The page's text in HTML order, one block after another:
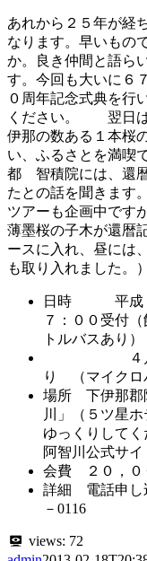
あれから２５年が経
なります。早いもの
か。良き仲間と語ら
す。今回も大いに６
０周年記念式典を行
ください。 翌日は
伊那の数ある１本桜
い、ふるさとを満喫
都 智積院には、還
たとの話を聞きます
ツアーも企画中です
薄墨桜の子木が還暦
ースに入れ、昼には
も取り入れました。）
日時 平成２
７：００受付
トルバスあり）
４月１４
り （マイクロ
場所 下伊那郡
川」（５ツ星
ゆっくりしてく
阿智川公式サイ
会費 ２０，０
詳細 電話申
－0116
views: 72